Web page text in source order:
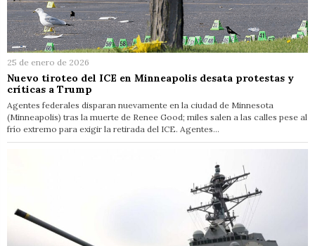
25 de enero de 2026
Nuevo tiroteo del ICE en Minneapolis desata protestas y
críticas a Trump
Agentes federales disparan nuevamente en la ciudad de Minnesota
(Minneapolis) tras la muerte de Renee Good; miles salen a las calles pese al
frío extremo para exigir la retirada del ICE. Agentes…